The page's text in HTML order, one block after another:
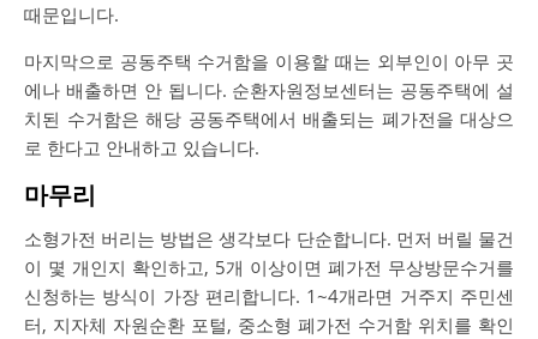
때문입니다.
마지막으로 공동주택 수거함을 이용할 때는 외부인이 아무 곳
에나 배출하면 안 됩니다. 순환자원정보센터는 공동주택에 설
치된 수거함은 해당 공동주택에서 배출되는 폐가전을 대상으
로 한다고 안내하고 있습니다.
마무리
소형가전 버리는 방법은 생각보다 단순합니다. 먼저 버릴 물건
이 몇 개인지 확인하고, 5개 이상이면 폐가전 무상방문수거를
신청하는 방식이 가장 편리합니다. 1~4개라면 거주지 주민센
터, 지자체 자원순환 포털, 중소형 폐가전 수거함 위치를 확인